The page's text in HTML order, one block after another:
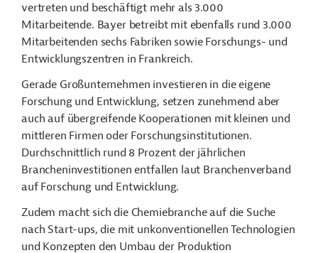
vertreten und beschäftigt mehr als 3.000
Mitarbeitende. Bayer betreibt mit ebenfalls rund 3.000
Mitarbeitenden sechs Fabriken sowie Forschungs- und
Entwicklungszentren in Frankreich.
Gerade Großunternehmen investieren in die eigene
Forschung und Entwicklung, setzen zunehmend aber
auch auf übergreifende Kooperationen mit kleinen und
mittleren Firmen oder Forschungsinstitutionen.
Durchschnittlich rund 8 Prozent der jährlichen
Brancheninvestitionen entfallen laut Branchenverband
auf Forschung und Entwicklung.
Zudem macht sich die Chemiebranche auf die Suche
nach Start-ups, die mit unkonventionellen Technologien
und Konzepten den Umbau der Produktion